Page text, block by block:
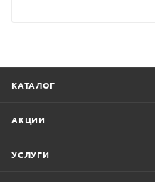
КАТАЛОГ
АКЦИИ
УСЛУГИ